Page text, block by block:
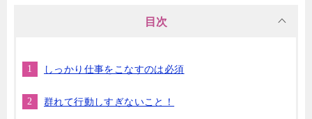
目次
しっかり仕事をこなすのは必須
群れて行動しすぎないこと！